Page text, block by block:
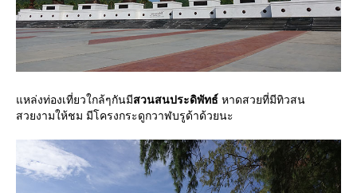
หล่งท่องเที่ยวใกล้ๆกันมีสวนสนประดิพัทธ์ หาดสวยที่มีทิวสน
สวยงามให้ชม มีโครงกระดูกวาฬบรูด้าด้วยนะ